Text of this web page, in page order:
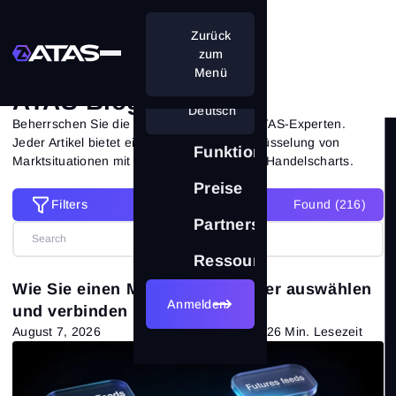
Funktionen
Preise
Partnerschaft
Ressourcen
Deutsch
Anmelden
Zurück
zum
Menü
Startseite Blog
ATAS Blog
Beherrschen Sie die Volumenanalyse mit ATAS-Experten.
Jeder Artikel bietet eine praxisnahe Aufschlüsselung von
Marktsituationen mit Beispielen aus echten Handelscharts.
Filters Found (216)
Filters
Alle Filter zurücksetzen
Alle Beiträge
Wie Sie einen Marktdatenanbieter auswählen
und verbinden
August 7, 2026 26 Min. Lesezeit